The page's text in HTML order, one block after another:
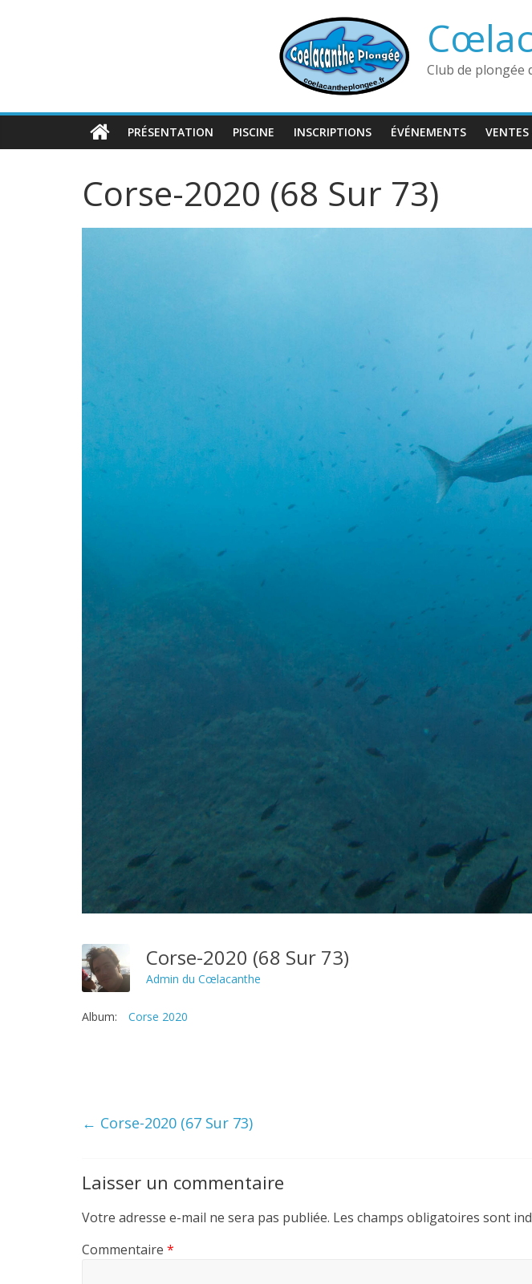
Club de plongée
PRÉSENTATION PISCINE INSCRIPTIONS ÉVÉNEMENTS
Corse-2020 (68 Sur 73)
Corse-2020 (68 Sur 73)
Admin du Cœlacanthe
Album: Corse 2020
← Corse-2020 (67 Sur 73)
Laisser un commentaire
Votre adresse e-mail ne sera pas publiée. Les champs obligatoires sont
Commentaire *